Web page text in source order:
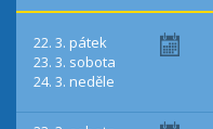
22. 3. pátek
23. 3. sobota
24. 3. neděle